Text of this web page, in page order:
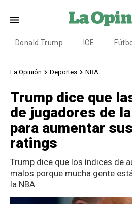
Donald Trump ICE
La Opinión Deportes NBA
Trump dice que
de jugadores de
para aumentar
ratings
Trump dice que los índices de
malos porque mucha gente
la NBA